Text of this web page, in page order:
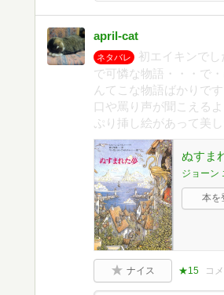
april-cat
ネタバレ
初エイキンで
で可憐な物語・・・で
んてこな物語ばかりで
口や罵り声が聞こえる
ぷり挿し絵があって美
ぬすま
ジョーン
本を
ナイス ★15 コ